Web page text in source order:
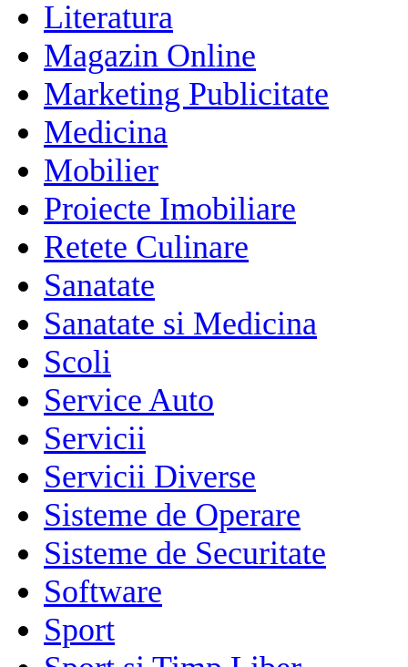
Literatura
Magazin Online
Marketing Publicitate
Medicina
Mobilier
Proiecte Imobiliare
Retete Culinare
Sanatate
Sanatate si Medicina
Scoli
Service Auto
Servicii
Servicii Diverse
Sisteme de Operare
Sisteme de Securitate
Software
Sport